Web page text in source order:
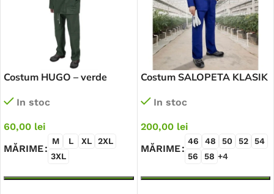
Costum HUGO – verde
In stoc
60,00 lei
MĂRIME
M L XL
2XL
3XL
Costum SALOPETA KLASIK
In stoc
200,00 lei
MĂRIME
46 48 50 52
54
56
58 +4